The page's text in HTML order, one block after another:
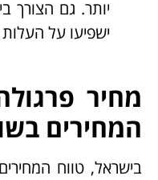
יותר. גם הצורך
ישפיעו על
מחיר
המחירים
בישראל, טווח